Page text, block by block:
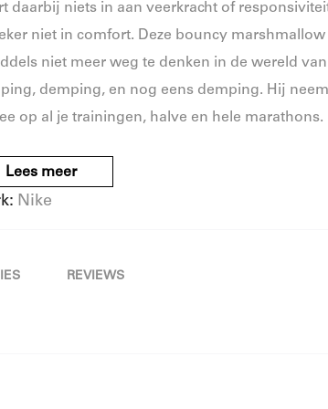
daarbij niets in aan veerkracht of
niet in comfort. Deze bouncy marshmallow
niet meer weg te denken in de wereld van
demping, en nog eens demping. Hij
op al je trainingen, halve en hele marathons.
Lees meer
Nike
REVIEWS